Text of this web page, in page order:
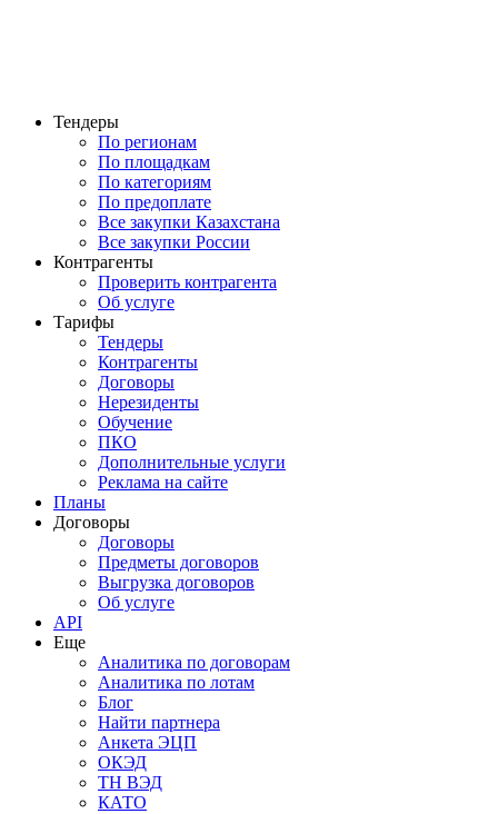
Тендеры
По регионам
По площадкам
По категориям
По предоплате
Все закупки Казахстана
Все закупки России
Контрагенты
Проверить контрагента
Об услуге
Тарифы
Тендеры
Контрагенты
Договоры
Нерезиденты
Обучение
ПКО
Дополнительные услуги
Реклама на сайте
Планы
Договоры
Договоры
Предметы договоров
Выгрузка договоров
Об услуге
API
Еще
Аналитика по договорам
Аналитика по лотам
Блог
Найти партнера
Анкета ЭЦП
ОКЭД
ТН ВЭД
КАТО